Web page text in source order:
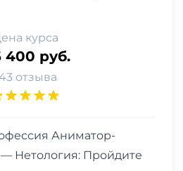
курса
400 руб.
отзыва
Аниматор-
Нетология: Пройдите